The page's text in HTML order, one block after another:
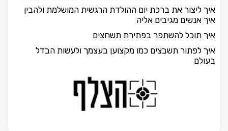
איך ליצור את ברכת יום ההולדת הרגשית המושלמת ולהבין
איך אנשים מגיבים אליה
איך תוכל להשתפר בפתירת תשחצים
איך לפתור תשבצים כמו מקצוען בעצמך ולעשות הבדל
בעולם